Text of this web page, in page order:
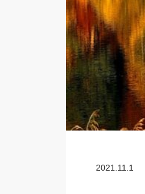
2021.11.1